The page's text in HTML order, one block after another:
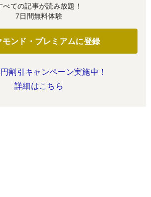
べての記事が読み放題！
7日間無料体験
モンド・プレミアムに登録
割引キャンペーン実施中！
詳細はこちら